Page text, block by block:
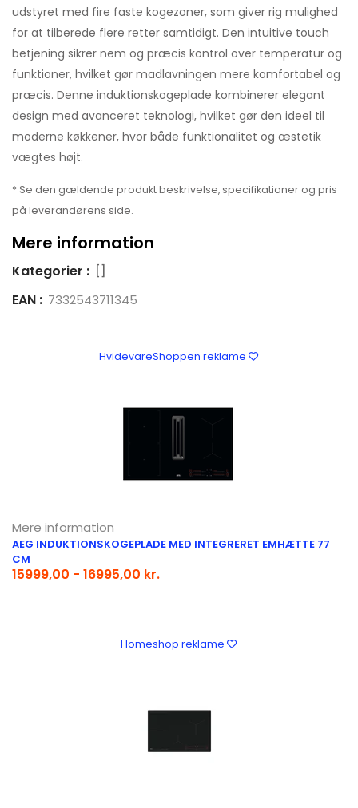
udstyret med fire faste kogezoner, som giver rig mulighed
for at tilberede flere retter samtidigt. Den intuitive touch
betjening sikrer nem og præcis kontrol over temperatur og
funktioner, hvilket gør madlavningen mere komfortabel og
præcis. Denne induktionskogeplade kombinerer elegant
design med avanceret teknologi, hvilket gør den ideel til
moderne køkkener, hvor både funktionalitet og æstetik
vægtes højt.
* Se den gældende produkt beskrivelse, specifikationer og pris
på leverandørens side.
Mere information
Kategorier :
EAN : 7332543711345
HvidevareShoppen reklame
Mere information
AEG INDUKTIONSKOGEPLADE MED INTEGRERET EMHÆTTE 77
CM
15999,00 - 16995,00 kr.
Homeshop reklame